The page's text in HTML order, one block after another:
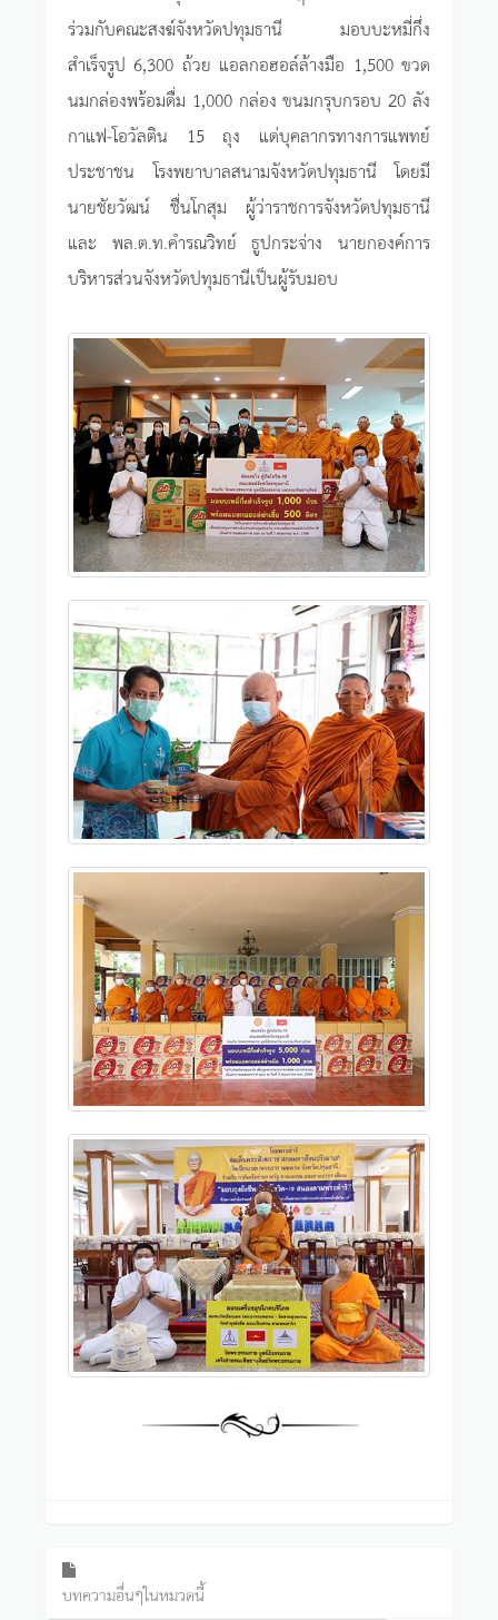
ร่วมกับคณะสงฆ์จังหวัดปทุมธานี มอบบะหมี่กึ่ง
สำเร็จรูป 6,300 ถ้วย แอลกอฮอล์ล้างมือ 1,500 ขวด
นมกล่องพร้อมดื่ม 1,000 กล่อง ขนมกรุบกรอบ 20 ลัง
กาแฟ-โอวัลติน 15 ถุง แด่บุคลากรทางการแพทย์
ประชาชน โรงพยาบาลสนามจังหวัดปทุมธานี โดยมี
นายชัยวัฒน์ ชื่นโกสุม ผู้ว่าราชการจังหวัดปทุมธานี
และ พล.ต.ท.คำรณวิทย์ ธูปกระจ่าง นายกองค์การ
บริหารส่วนจังหวัดปทุมธานีเป็นผู้รับมอบ
บทความอื่นๆในหมวดนี้